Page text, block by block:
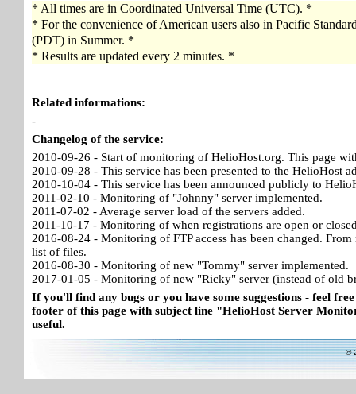
* All times are in Coordinated Universal Time (UTC). *
* For the convenience of American users also in Pacific
(PDT) in Summer. *
* Results are updated every 2 minutes. *
Related informations:
-
Changelog of the service:
2010-09-26 - Start of monitoring of HelioHost.org. This page
2010-09-28 - This service has been presented to the HelioHost
2010-10-04 - This service has been announced publicly to
2011-02-10 - Monitoring of "Johnny" server implemented.
2011-07-02 - Average server load of the servers added.
2011-10-17 - Monitoring of when registrations are open or
2016-08-24 - Monitoring of FTP access has been changed.
list of files.
2016-08-30 - Monitoring of new "Tommy" server implemented.
2017-01-05 - Monitoring of new "Ricky" server (instead of old
If you'll find any bugs or you have some suggestions - feel
footer of this page with subject line "HelioHost Server
useful.
©